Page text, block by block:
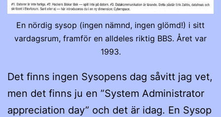
En nördig sysop (ingen nämnd, ingen glömd!) i sitt
vardagsrum, framför en alldeles riktig BBS. Året var
1993.
Det finns ingen Sysopens dag såvitt jag vet,
men det finns ju en ”System Administrator
appreciation day” och det är idag. En Sysop